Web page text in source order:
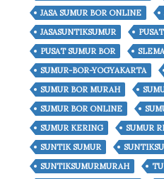
JASA SUMUR BOR ONLINE
JASASUNTIKSUMUR
PUSAT SUMUR BOR
SUMUR-BOR-YOGYAKARTA
SUMUR BOR MURAH
SUMUR BOR ONLINE
SUMUR KERING
SUMUR
SUNTIK SUMUR
SUNTIKSUMURMURAH